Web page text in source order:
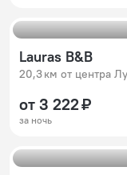
Lauras B&B
20,3 км от центра
от 3 222 ₽
за ночь